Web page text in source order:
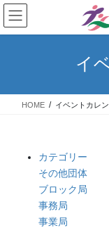
コ
ン
テ
ス
ナ
ビ
ゲ
ン
イ
HOME イベントカレ
カテゴリー
その他団体
ブロック局
事務局
事業局